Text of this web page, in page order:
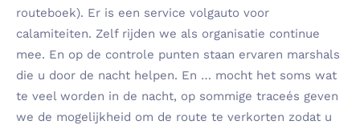
routeboek). Er is een service volgauto voor
calamiteiten. Zelf rijden we als organisatie continue
mee. En op de controle punten staan ervaren marshals
die u door de nacht helpen. En … mocht het soms wat
te veel worden in de nacht, op sommige traceés geven
we de mogelijkheid om de route te verkorten zodat u